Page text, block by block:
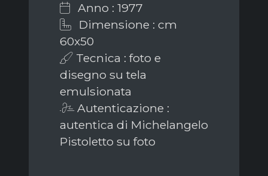
Anno : 1977
Dimensione : cm
60x50
Tecnica : foto e
disegno su tela
emulsionata
Autenticazione :
autentica di Michelangelo
Pistoletto su foto